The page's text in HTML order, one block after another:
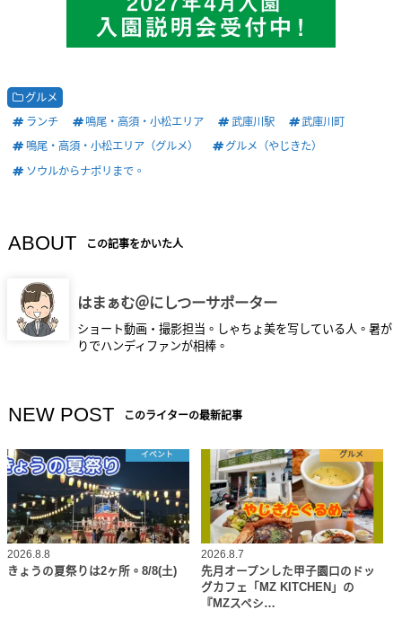
グルメ
ランチ
鳴尾・高須・小松エリア 武庫川駅
武庫川町
鳴尾・高須・小松エリア（グルメ）
グルメ（やじきた）
ソウルからナポリまで。
ABOUT この記事をかいた人
はまぁむ＠にしつーサポーター
ショート動画・撮影担当。しゃちょ美を写している人。暑が
りでハンディファンが相棒。
NEW POST このライターの最新記事
イベント
2026.8.8
きょうの夏祭りは2ヶ所。8/8(土)
グルメ
2026.8.7
先月オープンした甲子園口のドッ
グカフェ「MZ KITCHEN」の
『MZスペシ…